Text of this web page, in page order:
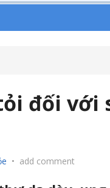
đối với
• add comment